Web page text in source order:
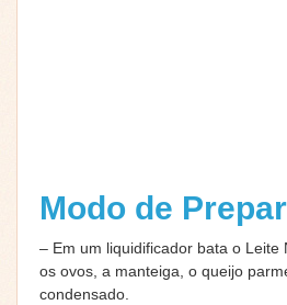
Modo de
– Em um liquidificador bata o Leite
os ovos, a manteiga, o queijo
condensado.